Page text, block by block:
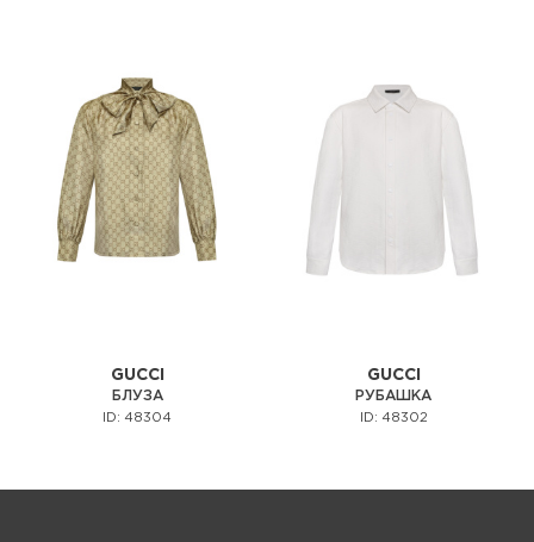
GUCCI
БЛУЗА
ID: 48304
GUCCI
РУБАШКА
ID: 48302